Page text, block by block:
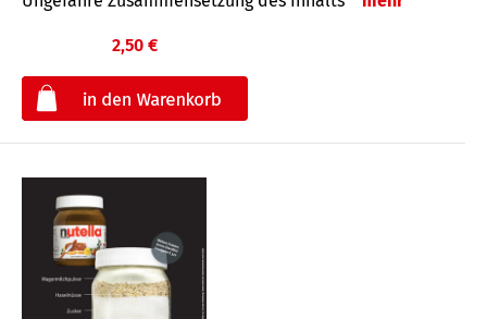
2,50 €